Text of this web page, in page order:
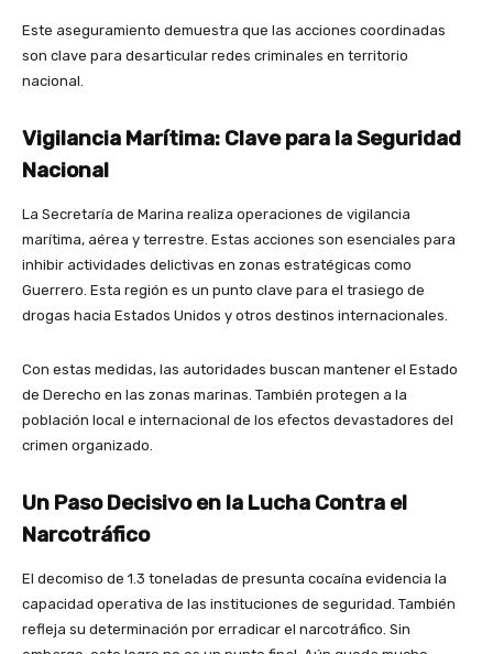
Este aseguramiento demuestra que las acciones coordinadas
son clave para desarticular redes criminales en territorio
nacional.
Vigilancia Marítima: Clave para la Seguridad
Nacional
La Secretaría de Marina realiza operaciones de vigilancia
marítima, aérea y terrestre. Estas acciones son esenciales para
inhibir actividades delictivas en zonas estratégicas como
Guerrero. Esta región es un punto clave para el trasiego de
drogas hacia Estados Unidos y otros destinos internacionales.
Con estas medidas, las autoridades buscan mantener el Estado
de Derecho en las zonas marinas. También protegen a la
población local e internacional de los efectos devastadores del
crimen organizado.
Un Paso Decisivo en la Lucha Contra el
Narcotráfico
El decomiso de 1.3 toneladas de presunta cocaína evidencia la
capacidad operativa de las instituciones de seguridad. También
refleja su determinación por erradicar el narcotráfico. Sin